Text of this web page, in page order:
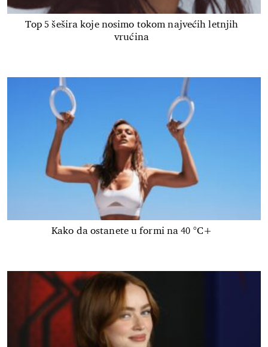
Top 5 šešira koje nosimo tokom najvećih letnjih
vrućina
Kako da ostanete u formi na 40 °C+